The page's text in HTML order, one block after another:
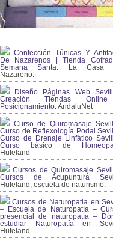
Confección Túnicas Y
De Nazarenos | Tienda
Semana Santa: La Casa
Nazareno.
Diseño Páginas Web
Creación Tiendas
Posicionamiento:AndaluNet
Curso de Quiromasaje
Curso de Reflexología Podal
Curso de Drenaje Linfático
Curso básico de
Hufeland
Cursos de Quiromasaje
Cursos de Acupuntura
Hufeland, escuela de naturismo.
Cursos de Naturopatia en
– Escuela de Naturopatía –
presencial de naturopatía –
estudiar Naturopatía en
Hufeland.